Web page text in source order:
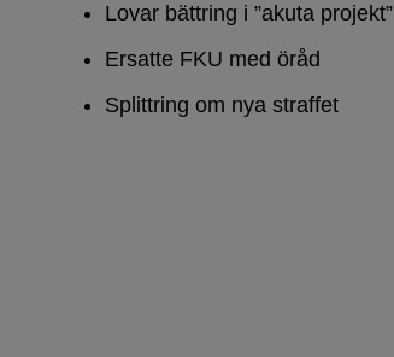
Lovar bättring i ”akuta projekt”
Ersatte FKU med öråd
Splittring om nya straffet